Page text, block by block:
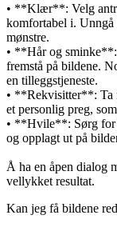
• **Klær**: Velg
komfortabel i. Unngå
mønstre.
• **Hår og sminke**:
fremstå på bildene.
en tilleggstjeneste.
• **Rekvisitter**: Ta
et personlig preg,
• **Hvile**: Sørg for
og opplagt ut på
Å ha en åpen dialog
vellykket resultat.
Kan jeg få bildene